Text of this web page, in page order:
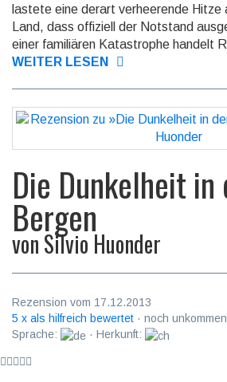
lastete eine derart verheerende Hitze
Land, dass offiziell der Notstand
einer familiären Katastrophe handelt
WEITER LESEN
Die Dunkelheit in
Bergen
vonSilvio Huonder
Rezension vom 17.12.2013
5 x als hilfreich bewertet · noch
Sprache:
· Herkunft: